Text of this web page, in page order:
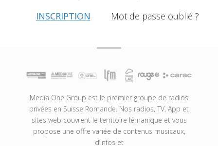
INSCRIPTION Mot de passe oublié ?
Media One Group est le premier groupe de radios
privées en Suisse Romande. Nos radios, TV, App et
sites web couvrent le territoire lémanique et vous
propose une offre variée de contenus musicaux,
d’infos et